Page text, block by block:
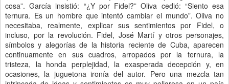
cosa”. García insistió: “¿Y por Fidel?” Oliva cedió: “Siento esa
ternura. Es un hombre que intentó cambiar el mundo”. Oliva no
necesitaba, realmente, explicar sus sentimientos por Fidel, o
incluso, por la revolución. Fidel, José Martí y otros personajes,
símbolos y alegorías de la historia reciente de Cuba, aparecen
continuamente en sus cuadros, arropados por la ternura, la
tristeza, la honda perplejidad, la exasperada decepción y, en
ocasiones, la juguetona ironía del autor. Pero una mezcla tan